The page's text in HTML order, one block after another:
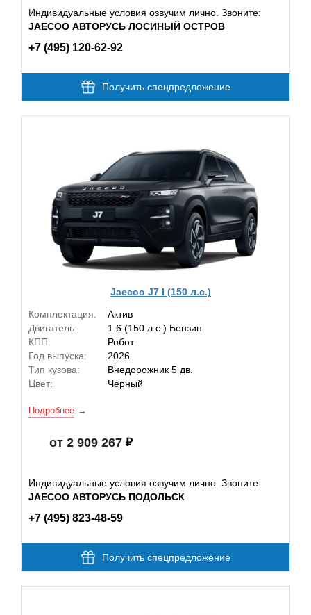
Индивидуальные условия озвучим лично. Звоните:
JAECOO АВТОРУСЬ ЛОСИНЫЙ ОСТРОВ
+7 (495) 120-62-92
Получить спецпредложение
Jaecoo J7 I (150 л.с.)
Комплектация:
Актив
Двигатель:
1.6 (150 л.с.) Бензин
КПП:
Робот
Год выпуска:
2026
Тип кузова:
Внедорожник 5 дв.
Цвет:
Черный
Подробнее
от 2 909 267
Индивидуальные условия озвучим лично. Звоните:
JAECOO АВТОРУСЬ ПОДОЛЬСК
+7 (495) 823-48-59
Получить спецпредложение